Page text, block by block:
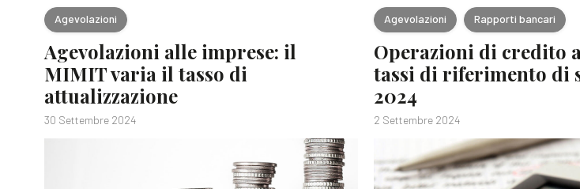
Agevolazioni
Agevolazioni alle imprese: il
MIMIT varia il tasso di
attualizzazione
30 Settembre 2024
Agevolazioni Rapporti bancari
Operazioni di credito
tassi di riferimento di
2024
2 Settembre 2024